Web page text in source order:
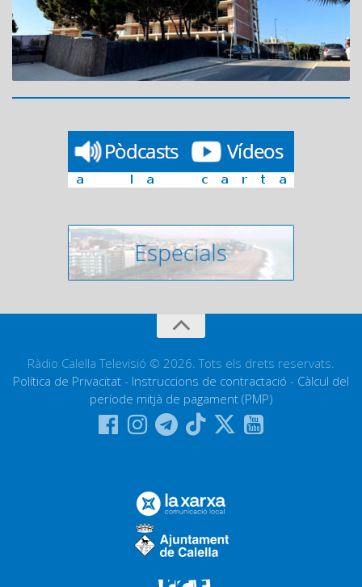
Ràdio Calella Televisió © 2026. Tots els drets reservats.
Política de Privacitat - Instruccions de contractació - Càlcul del
període mitjà de pagament (PMP)